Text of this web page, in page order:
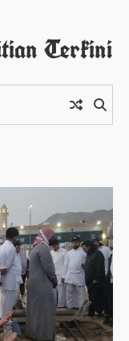
Terkini